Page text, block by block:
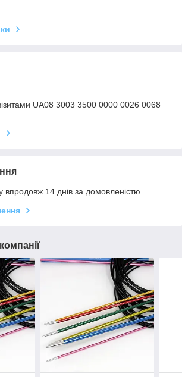
UA08 3003 3500 0000 0026 0068
впродовж 14 днів за домовленістю